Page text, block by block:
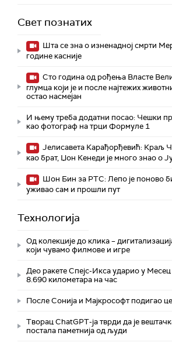
Свет познатих
Шта се зна о изненадној смрти
године касније
Сто година од рођења Власте
глумца који је и после најтежих
остао насмејан
И њему треба додатни посао: Чешки
као фотограф на трци Формуле 1
Јелисавета Карађорђевић: Краљ
као брат, Џон Кенеди је много знао о
Шон Бин за РТС: Лепо је поново
уживао сам и прошли пут
Технологијa
Од колекције до клика –
који чувамо филмове и игре
Део ракете Спејс-Икса ударио у
8.690 километара на час
После Сонија и Мајкрософт подигао
Творац ChatGPT-ја тврди да је
постала паметнија од људи